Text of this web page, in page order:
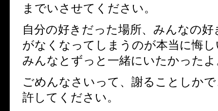
までいさせてください。
自分の好きだった場所、みんなの
がなくなってしまうのが本当に悔
みんなとずっと一緒にいたかった
ごめんなさいって、謝ることしか
許してください。